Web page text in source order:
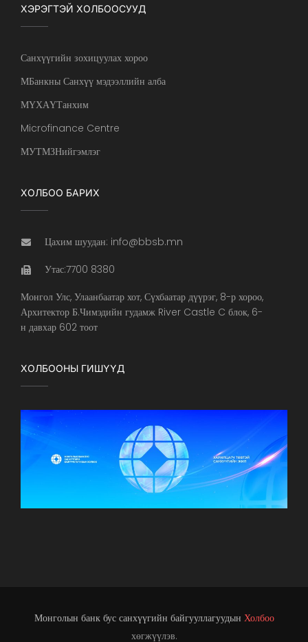
ХЭРЭГТЭЙ ХОЛБООСУУД
Санхүүгийн зохицуулах хороо
МБанкны Санхүү мэдээллийн алба
МҮХАҮТанхим
Microfinance Centre
МУТМЗНийгэмлэг
ХОЛБОО БАРИХ
Цахим шуудан: info@bbsb.mn
Утас:7700 8380
Монгол Улс, Улаанбаатар хот, Сүхбаатар дүүрэг, 8-р хороо,
Архитектор Б.Чимэдийн гудамж River Castle C блок, 6-
н давхар 602 тоот
ХОЛБООНЫ ГИШҮҮД
Монголын банк бус санхүүгийн байгууллагуудын Холбоо
хөгжүүлэв.